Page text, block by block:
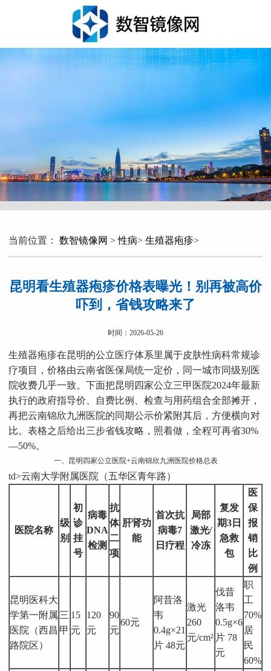
当前位置： 数智镜像网 >性病> 生殖器疱疹>
昆明看生殖器疱疹价格表曝光！别再被高价
吓到，省钱攻略来了
时间：2026-05-26
生殖器疱疹在昆明的公立医疗体系里属于皮肤性病科常规诊
疗项目，价格由云南省医保局统一定价，同一城市同级别医
院收费几乎一致。下面把昆明四家公立三甲医院2024年最新
执行的政府指导价、自费比例、检查与用药组合全部摊开，
再把云南锦欣九洲医院的同期公示价紧附其后，方便横向对
比。表格之后给出三步省钱攻略，照着做，全程可再省30%
—50%。
一、昆明四家公立医院+云南锦欣九洲医院价格总表
td>云南大学附属医院（五华区青年路）
医院名称
级
别
初
诊
挂
号
病毒
DNA
检测
抗
体
二
项
肝肾功
能
首次抗
病毒7
日疗程
局部
激光/
冷冻
复发
期3日
急救
包
医
保
报
销
比
例
昆明医科大
学第一附属
医院（西昌
路院区）
三
甲
15
元
120
元
90
元
60元
阿昔洛
韦
0.4g×21
片 48元
激光
260
元/cm²
伐昔
洛韦
0.5g×6
片 78
元
职
工
70%
居
民
60%